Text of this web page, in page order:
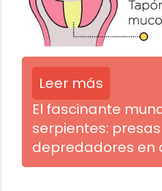
Leer más
El fascinante
serpientes:
depredadores en